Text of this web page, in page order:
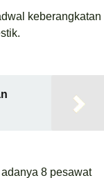
keberangkatan
8 pesawat